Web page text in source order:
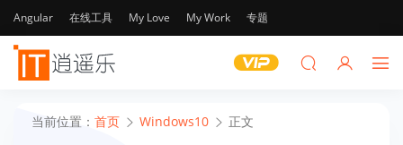
Angular 在线工具 My Love My Work 专题
当前位置： 首页 Windows10 正文